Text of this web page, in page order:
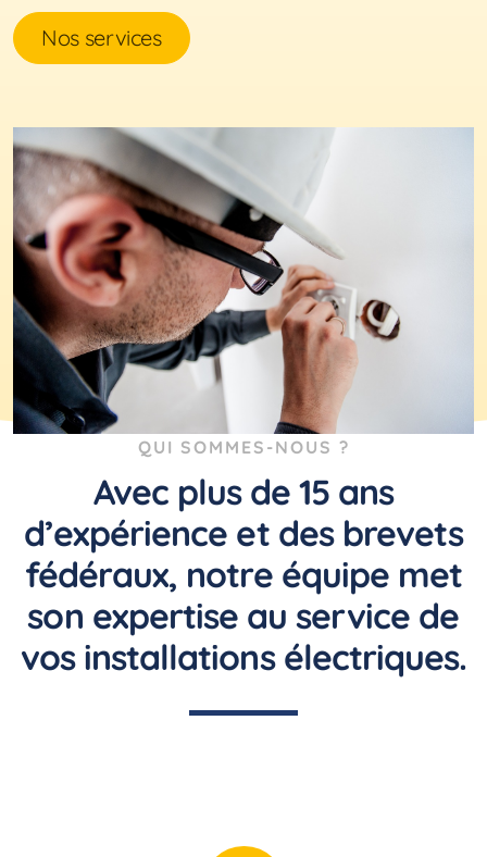
Nos services
QUI SOMMES-NOUS ?
Avec plus de 15 ans
d’expérience et des brevets
fédéraux, notre équipe met
son expertise au service de
vos installations électriques.